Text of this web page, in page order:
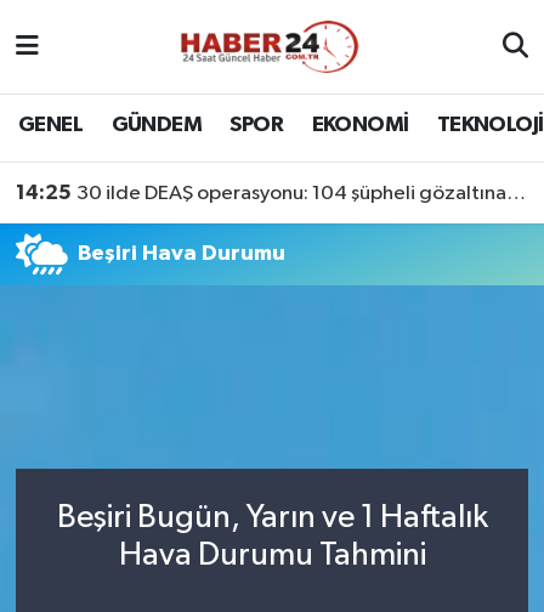
GENEL GÜNDEM SPOR EKONOMİ TEKNOLOJİ
14:25 30 ilde DEAŞ operasyonu: 104 şüpheli gözaltına alındı
Beşiri Hava Durumu
Beşiri Bugün, Yarın ve 1 Haftalık
Hava Durumu Tahmini
Nöbetçi Eczaneler
Haber Arşivi